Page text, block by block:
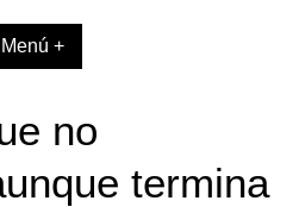
Menú +
no
termina